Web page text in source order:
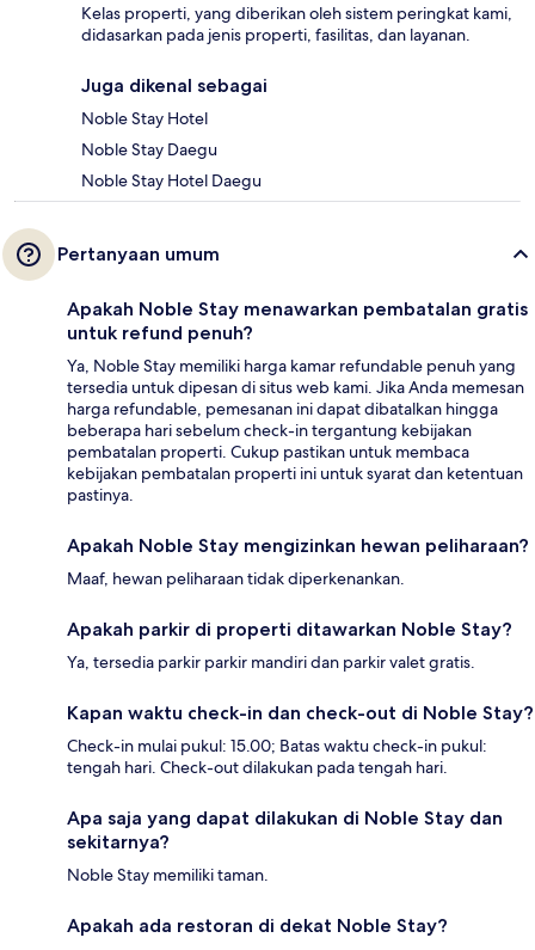
Kelas properti, yang diberikan oleh sistem peringkat kami,
didasarkan pada jenis properti, fasilitas, dan layanan.
Juga dikenal sebagai
Noble Stay Hotel
Noble Stay Daegu
Noble Stay Hotel Daegu
Pertanyaan umum
Apakah Noble Stay menawarkan pembatalan gratis
untuk refund penuh?
Ya, Noble Stay memiliki harga kamar refundable penuh yang
tersedia untuk dipesan di situs web kami. Jika Anda memesan
harga refundable, pemesanan ini dapat dibatalkan hingga
beberapa hari sebelum check-in tergantung kebijakan
pembatalan properti. Cukup pastikan untuk membaca
kebijakan pembatalan properti ini untuk syarat dan ketentuan
pastinya.
Apakah Noble Stay mengizinkan hewan peliharaan?
Maaf, hewan peliharaan tidak diperkenankan.
Apakah parkir di properti ditawarkan Noble Stay?
Ya, tersedia parkir parkir mandiri dan parkir valet gratis.
Kapan waktu check-in dan check-out di Noble Stay?
Check-in mulai pukul: 15.00; Batas waktu check-in pukul:
tengah hari. Check-out dilakukan pada tengah hari.
Apa saja yang dapat dilakukan di Noble Stay dan
sekitarnya?
Noble Stay memiliki taman.
Apakah ada restoran di dekat Noble Stay?